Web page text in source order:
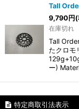
Tall
9,790円
在庫切れ
Tall
たクロモ
ー)
特定商取引法表示